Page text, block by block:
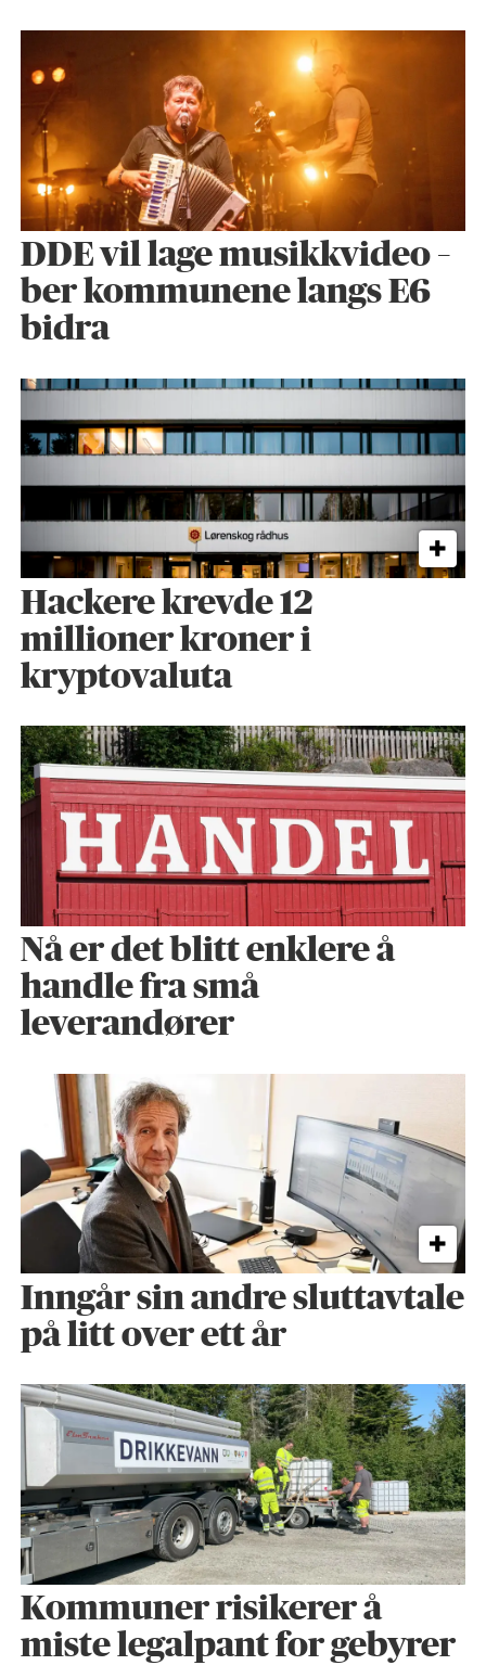
DDE vil lage musikkvideo –
ber kommunene langs E6
bidra
Hackere krevde 12
millioner kroner i
kryptovaluta
Nå er det blitt enklere å
handle fra små
leverandører
Inngår sin andre sluttavtale
på litt over ett år
Kommuner risikerer å
miste legalpant for gebyrer